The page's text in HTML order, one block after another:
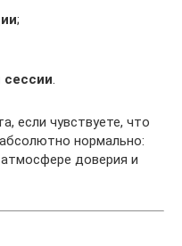
;
если чувствуете, что
нормально:
доверия и